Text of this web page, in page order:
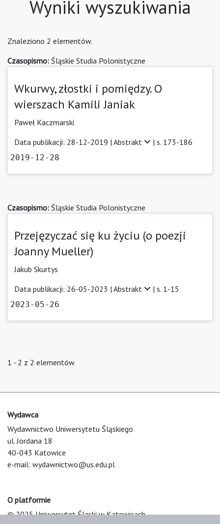
Wyniki wyszukiwania
Znaleziono 2 elementów.
Czasopismo: Śląskie Studia Polonistyczne
Wkurwy, złostki i pomiędzy. O
wierszach Kamili Janiak
Paweł Kaczmarski
Data publikacji: 28-12-2019 | Abstrakt | s. 173-186
2019-12-28
Czasopismo: Śląskie Studia Polonistyczne
Przejęzyczać się ku życiu (o poezji
Joanny Mueller)
Jakub Skurtys
Data publikacji: 26-05-2023 | Abstrakt | s. 1-15
2023-05-26
1 - 2 z 2 elementów
Wydawca
Wydawnictwo Uniwersytetu Śląskiego
ul. Jordana 18
40-043 Katowice
e-mail: wydawnictwo@us.edu.pl
O platformie
© 2025 Uniwersytet Śląski w Katowicach